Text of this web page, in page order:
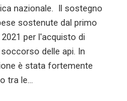
nazionale. Il sostegno
sostenute dal primo
per l'acquisto di
delle api. In
è stata fortemente
tra le…